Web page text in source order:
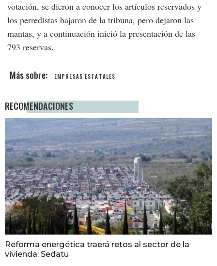
votación, se dieron a conocer los artículos reservados y
los perredistas bajaron de la tribuna, pero dejaron las
mantas, y a continuación inició la presentación de las
793 reservas.
EMPRESAS ESTATALES
RECOMENDACIONES
Reforma energética traerá retos al sector de la
vivienda: Sedatu